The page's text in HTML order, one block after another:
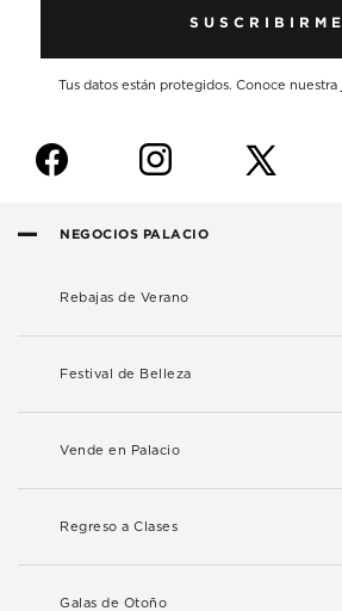
SUSCRIBIRME
Tus datos están protegidos. Conoce nuestra
f i
NEGOCIOS PALACIO
Rebajas de Verano
Festival de Belleza
Vende en Palacio
Regreso a Clases
Galas de Otoño